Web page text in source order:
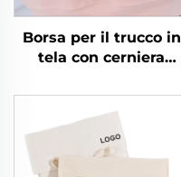
Borsa per il trucco in
tela con cerniera
all'ingrosso, borse in
cotone, borsa per
cosmetici con texture
dorata e cerniera con